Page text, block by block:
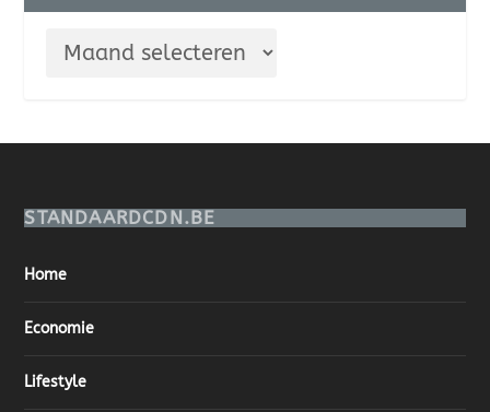
STANDAARDCDN.BE
Home
Economie
Lifestyle